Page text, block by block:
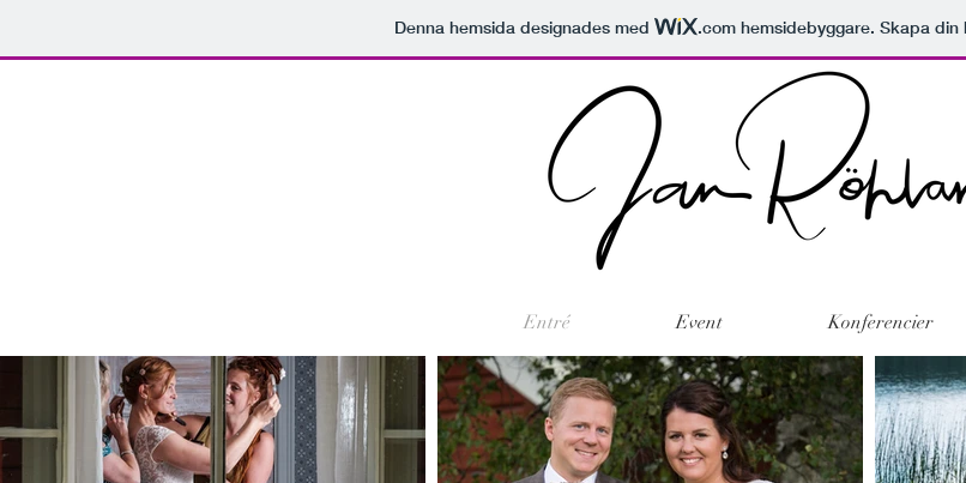
Denna hemsida designades med .com hemsidebyggare. Skapa din
Entré Event Konferencier